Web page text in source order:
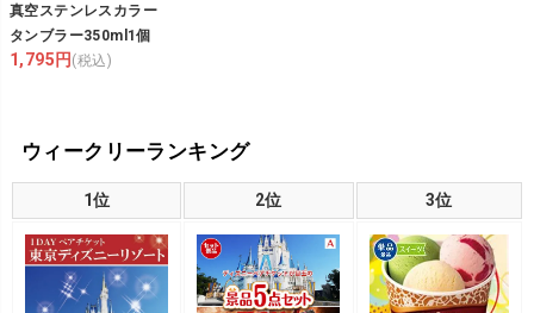
真空ステンレスカラー
タンブラー350ml1個
1,795円 (税込)
ウィークリーランキング
1位 2位 3位